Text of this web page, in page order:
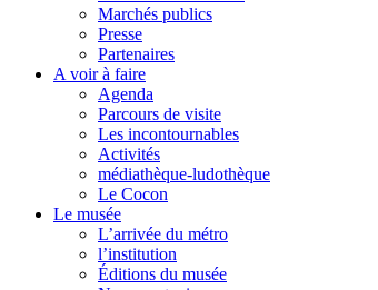
Marchés publics
Presse
Partenaires
A voir à faire
Agenda
Parcours de visite
Les incontournables
Activités
médiathèque-ludothèque
Le Cocon
Le musée
L’arrivée du métro
l’institution
Éditions du musée